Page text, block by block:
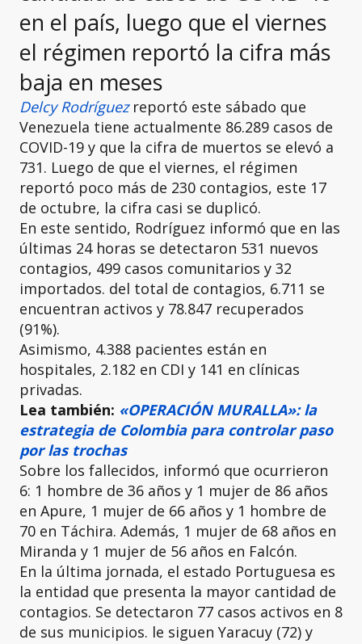
en el país, luego que el viernes
el régimen reportó la cifra más
baja en meses
Delcy Rodríguezreportó este sábado que
Venezuela tiene actualmente 86.289 casos de
COVID-19 y que la cifra de muertos se elevó a
731. Luego de que el viernes, el régimen
reportó poco más de 230 contagios, este 17
de octubre, la cifra casi se duplicó.
En este sentido, Rodríguez informó que en las
últimas 24 horas se detectaron 531 nuevos
contagios, 499 casos comunitarios y 32
importados. del total de contagios, 6.711 se
encuentran activos y 78.847 recuperados
(91%).
Asimismo, 4.388 pacientes están en
hospitales, 2.182 en CDI y 141 en clínicas
privadas.
Lea también: «OPERACIÓN MURALLA»: la
estrategia de Colombia para controlar paso
por las trochas
Sobre los fallecidos, informó que ocurrieron
6: 1 hombre de 36 años y 1 mujer de 86 años
en Apure, 1 mujer de 66 años y 1 hombre de
70 en Táchira. Además, 1 mujer de 68 años en
Miranda y 1 mujer de 56 años en Falcón.
En la última jornada, el estado Portuguesa es
la entidad que presenta la mayor cantidad de
contagios. Se detectaron 77 casos activos en 8
de sus municipios. le siguen Yaracuy (72) y